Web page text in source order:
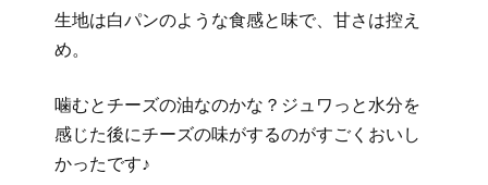
生地は白パンのような食感と味で、甘さは控え
め。
噛むとチーズの油なのかな？ジュワっと水分を
感じた後にチーズの味がするのがすごくおいし
かったです♪